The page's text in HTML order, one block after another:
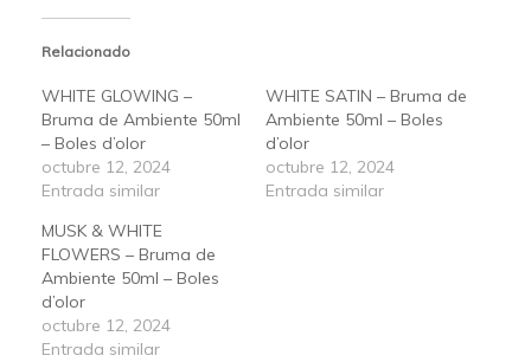
Relacionado
WHITE GLOWING –
Bruma de Ambiente 50ml
– Boles d’olor
octubre 12, 2024
Entrada similar
WHITE SATIN – Bruma de
Ambiente 50ml – Boles
d’olor
octubre 12, 2024
Entrada similar
MUSK & WHITE
FLOWERS – Bruma de
Ambiente 50ml – Boles
d’olor
octubre 12, 2024
Entrada similar